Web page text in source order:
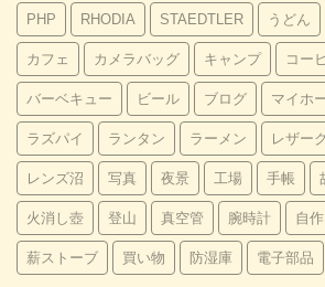
PHP RHODIA STAEDTLER うどん
カフェ カメラバッグ キャンプ コー
バーベキュー ビール ブログ マイホ
ラズパイ ランタン ラーメン レザー
レンズ沼 写真 夜景 工場 手帳
火消し壺 登山 真空管 腕時計 自作
薪ストーブ 買い物 防湿庫 電子部品